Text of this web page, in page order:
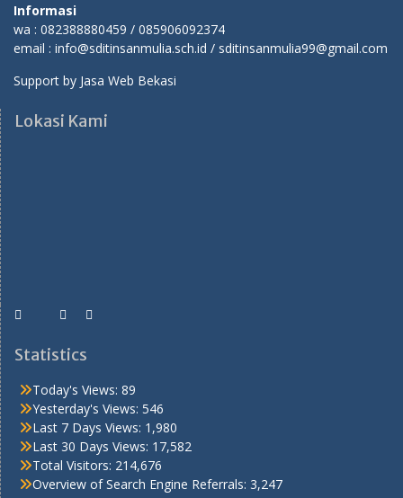
Informasi
wa : 082388880459 / 085906092374
email : info@sditinsanmulia.sch.id / sditinsanmulia99@gmail.com
Support by Jasa Web Bekasi
Lokasi Kami
Statistics
Today's Views: 89
Yesterday's Views: 546
Last 7 Days Views: 1,980
Last 30 Days Views: 17,582
Total Visitors: 214,676
Overview of Search Engine Referrals: 3,247